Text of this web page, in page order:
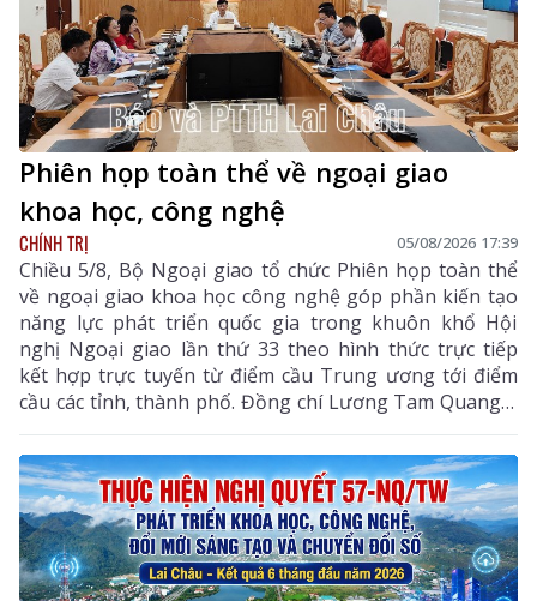
Phiên họp toàn thể về ngoại giao
khoa học, công nghệ
CHÍNH TRỊ 05/08/2026 17:39
Chiều 5/8, Bộ Ngoại giao tổ chức Phiên họp toàn thể
về ngoại giao khoa học công nghệ góp phần kiến tạo
năng lực phát triển quốc gia trong khuôn khổ Hội
nghị Ngoại giao lần thứ 33 theo hình thức trực tiếp
kết hợp trực tuyến từ điểm cầu Trung ương tới điểm
cầu các tỉnh, thành phố. Đồng chí Lương Tam Quang –
Uỷ viên Bộ Chính trị, Bộ trưởng Bộ Công an, Phó
Trưởng ban Thường trực Ban Chỉ đạo Trung ương
thực hiện Nghị quyết số 57-NQ/TW của Bộ Chính trị
dự và chỉ đạo phiên họp. Dự phiên họp còn có đồng
chí Lê Hoài Trung - Ủy viên Bộ Chính trị, Bí thư Đảng
ủy, Bộ trưởng Bộ Ngoại giao; đại diện lãnh đạo các
ban, bộ, ngành Trung ương.